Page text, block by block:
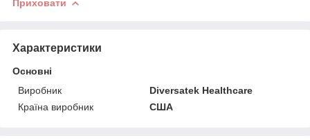
Приховати
Характеристики
Основні
Виробник
Diversatek Healthcare
Країна виробник
США